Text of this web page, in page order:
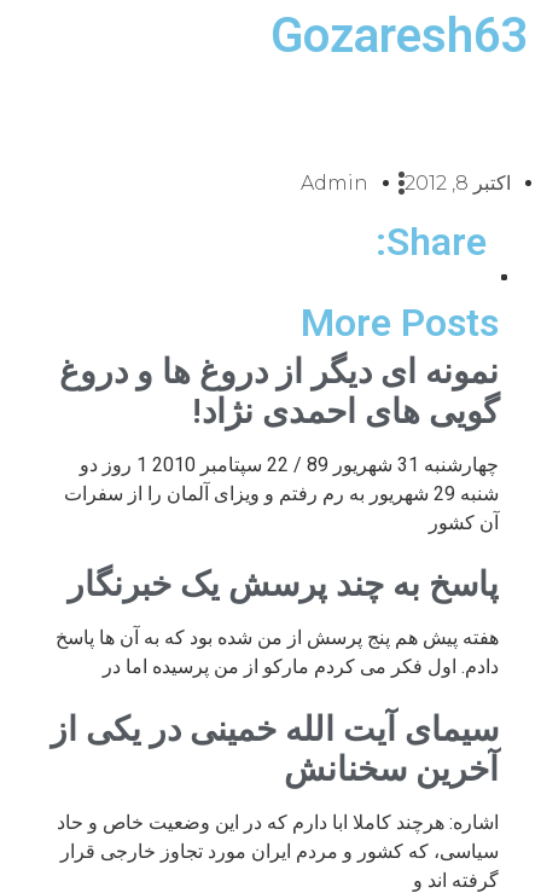
Gozaresh63
اکتبر 8, 2012 Admin
Share:
More Posts
نمونه ای دیگر از دروغ ها و دروغ
گویی های احمدی نژاد!
چهارشنبه 31 شهریور 89 / 22 سپتامبر 2010 1 روز دو
شنبه 29 شهریور به رم رفتم و ویزای آلمان را از سفرات
آن کشور
پاسخ به چند پرسش یک خبرنگار
هفته پیش هم پنج پرسش از من شده بود که به آن ها پاسخ
دادم. اول فکر می کردم مارکو از من پرسیده اما در
سیمای آیت الله خمینی در یکی از
آخرین سخنانش
اشاره: هرچند کاملا ابا دارم که در این وضعیت خاص و حاد
سیاسی، که کشور و مردم ایران مورد تجاوز خارجی قرار
گرفته اند و